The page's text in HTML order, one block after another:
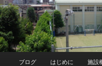
ブログ はじめに 施設